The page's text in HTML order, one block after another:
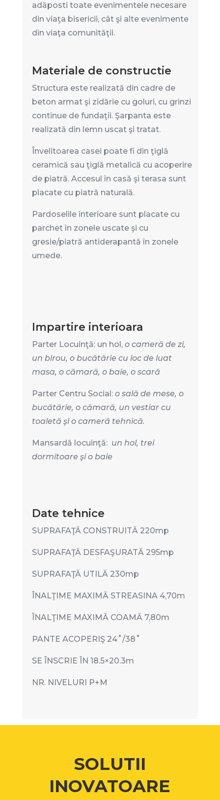
adăposti toate evenimentele necesare
din viaţa bisericii, cât şi alte evenimente
din viaţa comunităţii.
Materiale de constructie
Structura este realizată din cadre de
beton armat şi zidărie cu goluri, cu grinzi
continue de fundaţii. Şarpanta este
realizată din lemn uscat şi tratat.
Învelitoarea casei poate fi din ţiglă
ceramică sau ţiglă metalică cu acoperire
de piatră. Accesul în casă şi terasa sunt
placate cu piatră naturală.
Pardoselile interioare sunt placate cu
parchet în zonele uscate şi cu
gresie/piatră antiderapantă în zonele
umede.
Impartire interioara
Parter Locuinţă: un hol, o cameră de zi,
un birou, o bucătărie cu loc de luat
masa, o cămară, o baie, o scară
Parter Centru Social: o sală de mese, o
bucătărie, o cămară, un vestiar cu
toaletă şi o cameră tehnică.
Mansardă locuinţă: un hol, trei
dormitoare şi o baie
Date tehnice
SUPRAFAŢĂ CONSTRUITĂ 220mp
SUPRAFAŢĂ DESFAŞURATĂ 295mp
SUPRAFAŢĂ UTILĂ 230mp
ÎNALŢIME MAXIMĂ STREASINA 4,70m
ÎNALŢIME MAXIMĂ COAMĂ 7,80m
PANTE ACOPERIŞ 24˚/38˚
SE ÎNSCRIE ÎN 18.5×20.3m
NR. NIVELURI P+M
SOLUTII
INOVATOARE